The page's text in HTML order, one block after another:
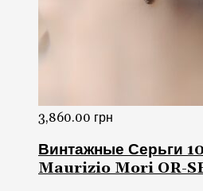
3,860.00 грн
Винтажные Серьги
Maurizio Mori OR-